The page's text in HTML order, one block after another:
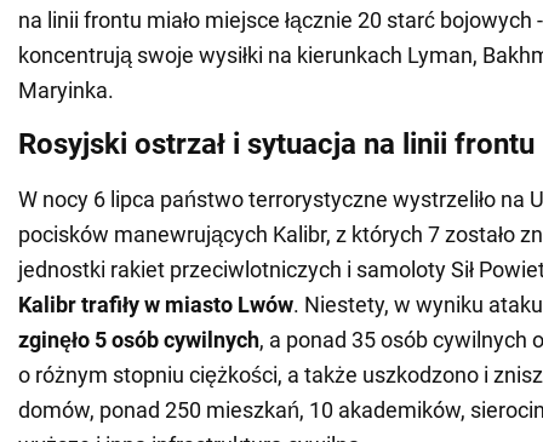
na linii frontu miało miejsce łącznie 20 starć bojowych
koncentrują swoje wysiłki na kierunkach Lyman,
Maryinka.
Rosyjski ostrzał i sytuacja na linii frontu
W nocy 6 lipca państwo terrorystyczne wystrzeliło na
pocisków manewrujących Kalibr, z których 7 zostało
jednostki rakiet przeciwlotniczych i samoloty Sił
Kalibr trafiły w miasto Lwów. Niestety, w wyniku
zginęło 5 osób cywilnych, a ponad 35 osób cywilnych
o różnym stopniu ciężkości, a także uszkodzono i
domów, ponad 250 mieszkań, 10 akademików,